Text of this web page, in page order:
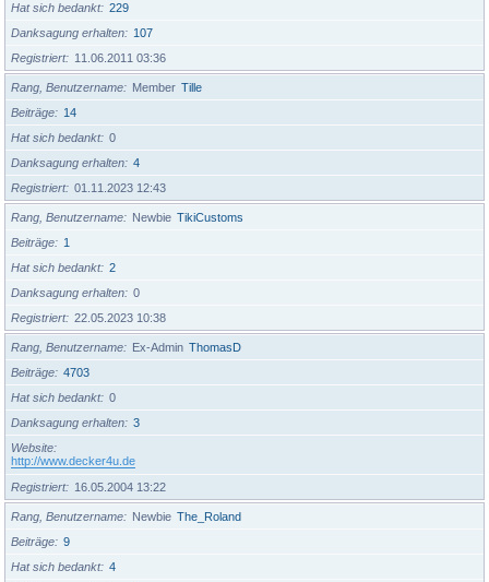
Hat sich bedankt
229
Danksagung erhalten
107
Registriert
11.06.2011 03:36
Rang, Benutzername Member Tille
Beiträge
14
Hat sich bedankt
0
Danksagung erhalten
4
Registriert
01.11.2023 12:43
Rang, Benutzername Newbie TikiCustoms
Beiträge
1
Hat sich bedankt
2
Danksagung erhalten
0
Registriert
22.05.2023 10:38
Rang, Benutzername Ex-Admin ThomasD
Beiträge
4703
Hat sich bedankt
0
Danksagung erhalten
3
Website
http://www.decker4u.de
Registriert
16.05.2004 13:22
Rang, Benutzername Newbie The_Roland
Beiträge
9
Hat sich bedankt
4